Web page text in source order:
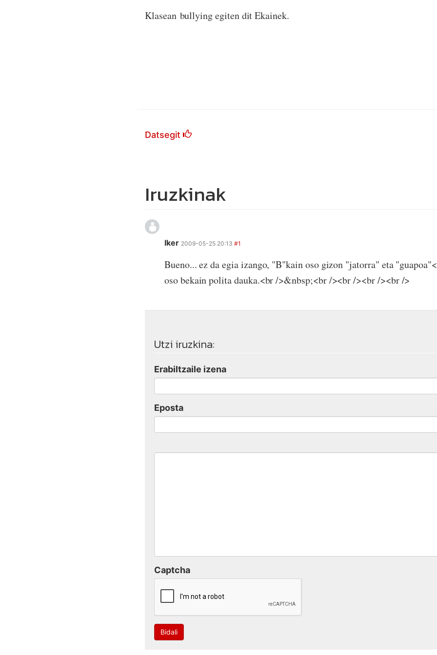
Klasean bullying egiten dit Ekainek.
Datsegit
Iruzkinak
Iker 2009-05-25 20:13 #1
Bueno... ez da egia izango, "B"kain oso gizon "jatorra" eta
oso bekain polita dauka.<br />&nbsp;<br /><br /><br /><br />
Utzi iruzkina:
Erabiltzaile izena
Eposta
Captcha
Bidali